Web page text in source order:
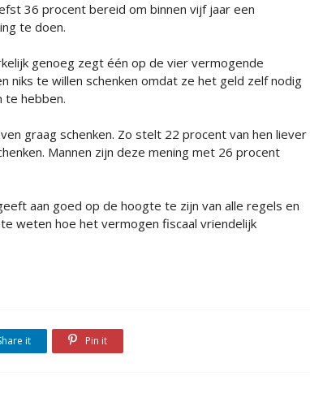
36 procent bereid om binnen vijf jaar een
te doen.
genoeg zegt één op de vier vermogende
niks te willen schenken omdat ze het geld zelf nodig
te hebben.
graag schenken. Zo stelt 22 procent van hen liever
Mannen zijn deze mening met 26 procent
aan goed op de hoogte te zijn van alle regels en
weten hoe het vermogen fiscaal vriendelijk
it Pin it